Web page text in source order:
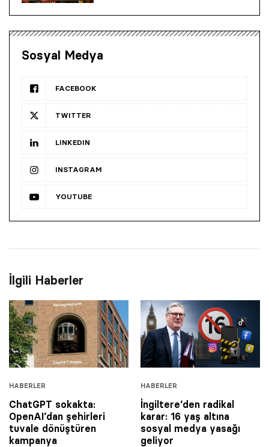
Sosyal Medya
FACEBOOK
TWITTER
LINKEDIN
INSTAGRAM
YOUTUBE
İlgili Haberler
HABERLER
ChatGPT sokakta:
OpenAI’dan şehirleri
tuvale dönüştüren
kampanya
HABERLER
İngiltere’den radikal
karar: 16 yaş altına
sosyal medya yasağı
geliyor